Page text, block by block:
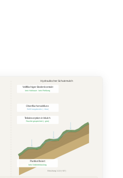
Hydraulischer Schutzmulch
Vollflächiger Bodenkontakt
kein Hohlraum · kein Fließweg
Oberflächenabfluss
fließt hangabwärts (↓ blau)
Teilabsorption in Mulch
Feuchte gespeichert (↓ grün)
Partikel fixiert
kein Sedimentaustrag
Böschung 1:1,5 (~34°)